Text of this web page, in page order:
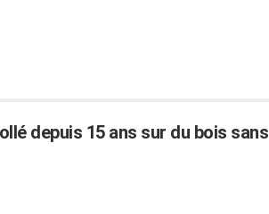
depuis 15 ans sur du bois sans